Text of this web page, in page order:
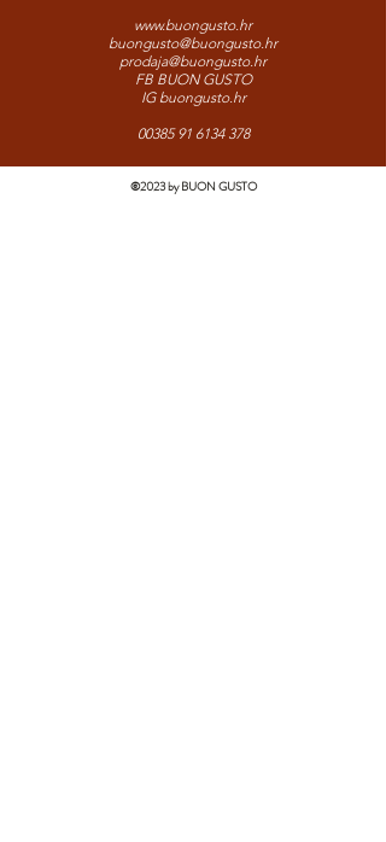
www.buongusto.hr
buongusto@buongusto.hr
prodaja@buongusto.hr
FB BUON GUSTO
IG buongusto.hr
00385 91 6134 378
©2023 by BUON GUSTO